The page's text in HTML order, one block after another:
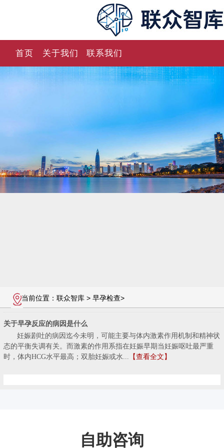
首页 关于我们 联系我们
当前位置：联众智库 >早孕检查>
关于早孕反应的病因是什么
妊娠剧吐的病因迄今未明，可能主要与体内激素作用机制和精神状
态的平衡失调有关。而激素的作用系指在妊娠早期当妊娠呕吐最严重
时，体内HCG水平最高；双胎妊娠或水...
【查看全文】
自助咨询